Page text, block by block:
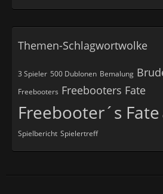
Themen-Schlagwortwolke
3 Spieler 500 Dublonen Bemalung
Freebooters Freebooters Fate
Freebooter´s Fate
Spielbericht Spielertreff